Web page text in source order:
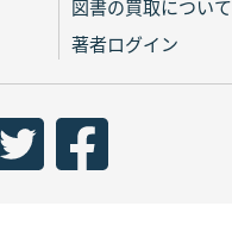
図書の買取について
著者ログイン